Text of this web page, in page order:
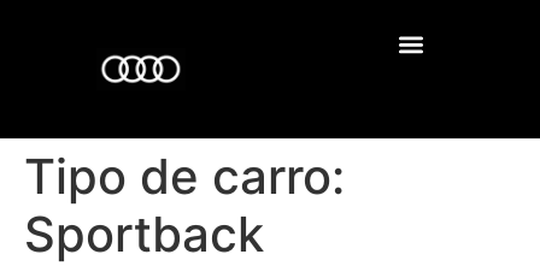
Tipo de carro:
Sportback